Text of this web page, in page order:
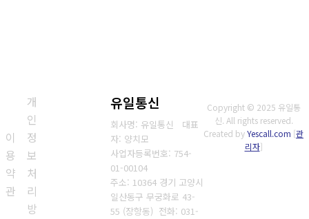
이
용
약
관
개
인
정
보
처
리
방
유일통신
회사명: 유일통신 대표
자: 양치모
사업자등록번호: 754-
01-00104
주소: 10364 경기 고양시
일산동구 무궁화로 43-
55 (장항동) 전화: 031-
Copyright © 2025 유일통
신. All rights reserved.
Created byYescall.com [관
리자]